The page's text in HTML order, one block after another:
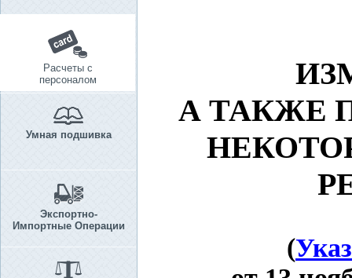
Расчеты с
персоналом
Умная подшивка
Экспортно-
Импортные Операции
А ТАКЖЕ
(Указ